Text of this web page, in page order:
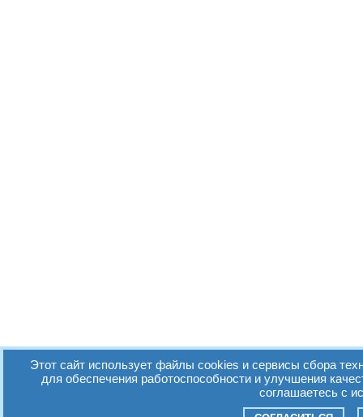
Этот сайт использует файлы cookies и сервисы сбора
для обеспечения работоспособности и улучшения
соглашаетесь с